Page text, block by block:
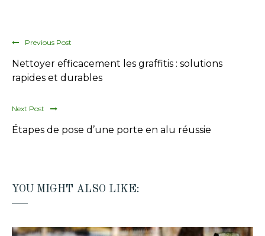
Previous Post
Nettoyer efficacement les graffitis : solutions
rapides et durables
Next Post
Étapes de pose d’une porte en alu réussie
YOU MIGHT ALSO LIKE: